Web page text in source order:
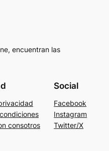
encuentran las
consotros
Social
Facebook
Instagram
Twitter/X